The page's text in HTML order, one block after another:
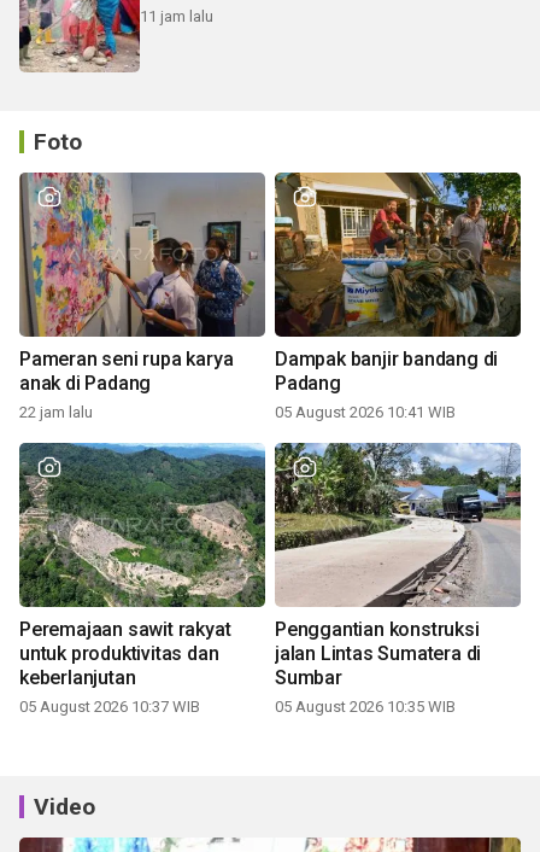
11 jam lalu
Foto
Pameran seni rupa karya
anak di Padang
22 jam lalu
Dampak banjir bandang di
Padang
05 August 2026 10:41 WIB
Peremajaan sawit rakyat
untuk produktivitas dan
keberlanjutan
05 August 2026 10:37 WIB
Penggantian konstruksi
jalan Lintas Sumatera di
Sumbar
05 August 2026 10:35 WIB
Video